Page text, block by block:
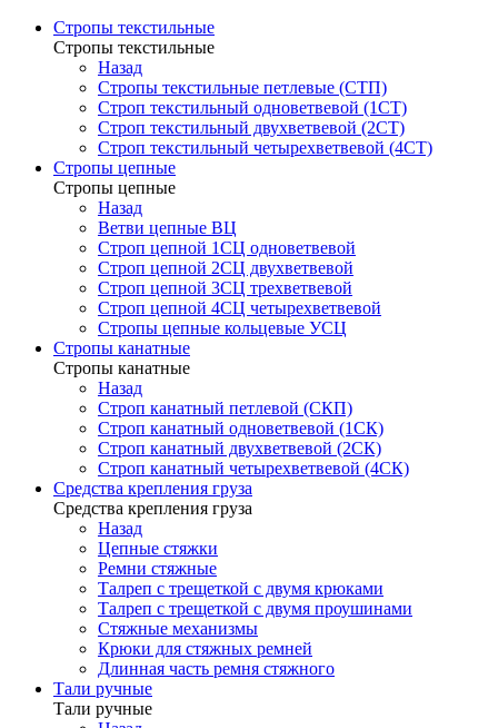
Стропы текстильные
Стропы текстильные
Назад
Стропы текстильные петлевые (СТП)
Строп текстильный одноветвевой (1СТ)
Строп текстильный двухветвевой (2СТ)
Строп текстильный четырехветвевой (4СТ)
Стропы цепные
Стропы цепные
Назад
Ветви цепные ВЦ
Строп цепной 1СЦ одноветвевой
Строп цепной 2СЦ двухветвевой
Строп цепной 3СЦ трехветвевой
Строп цепной 4СЦ четырехветвевой
Стропы цепные кольцевые УСЦ
Стропы канатные
Стропы канатные
Назад
Строп канатный петлевой (СКП)
Строп канатный одноветвевой (1СК)
Строп канатный двухветвевой (2СК)
Строп канатный четырехветвевой (4СК)
Средства крепления груза
Средства крепления груза
Назад
Цепные стяжки
Ремни стяжные
Талреп с трещеткой с двумя крюками
Талреп с трещеткой с двумя проушинами
Стяжные механизмы
Крюки для стяжных ремней
Длинная часть ремня стяжного
Тали ручные
Тали ручные